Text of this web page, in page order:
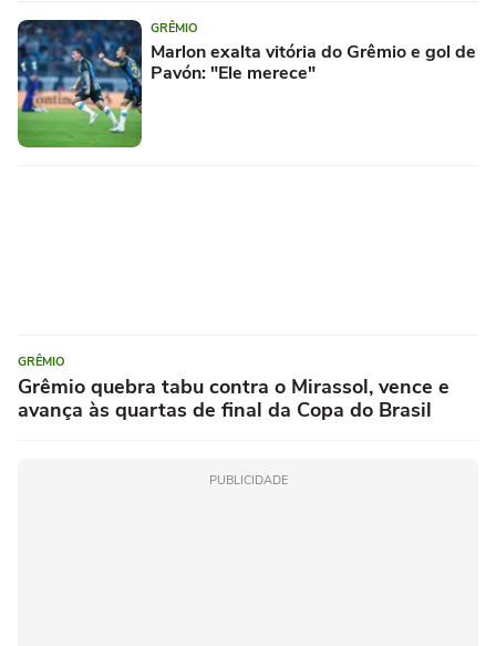
GRÊMIO
Marlon exalta vitória do Grêmio e gol de
Pavón: "Ele merece"
GRÊMIO
Grêmio quebra tabu contra o Mirassol, vence e
avança às quartas de final da Copa do Brasil
PUBLICIDADE